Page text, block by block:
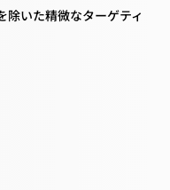
いた精微なターゲティ